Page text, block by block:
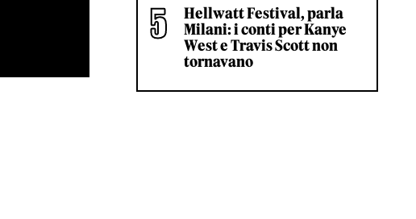
Hellwatt Festival, parla
Milani: i conti per Kanye
West e Travis Scott non
tornavano